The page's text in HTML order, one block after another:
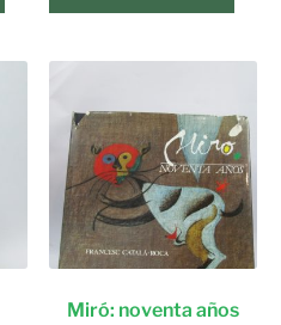
Miró: noventa años